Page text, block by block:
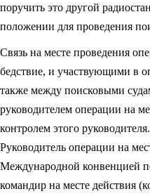
поручить это другой
положении для проведения
Связь на месте проведения
бедствие, и участвующими в
также между поисковыми
руководителем операции на
контролем этого руководителя.
Руководитель операции на
Международной конвенцией
командир на месте действия